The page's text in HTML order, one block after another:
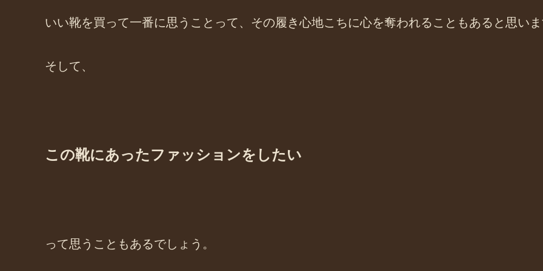
いい靴を買って一番に思うことって、その履き心地こちに心を奪われることもあると思い
そして、
この靴にあったファッションをしたい
って思うこともあるでしょう。